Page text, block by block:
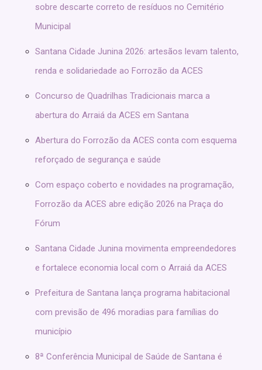
sobre descarte correto de resíduos no Cemitério
Municipal
Santana Cidade Junina 2026: artesãos levam talento,
renda e solidariedade ao Forrozão da ACES
Concurso de Quadrilhas Tradicionais marca a
abertura do Arraiá da ACES em Santana
Abertura do Forrozão da ACES conta com esquema
reforçado de segurança e saúde
Com espaço coberto e novidades na programação,
Forrozão da ACES abre edição 2026 na Praça do
Fórum
Santana Cidade Junina movimenta empreendedores
e fortalece economia local com o Arraiá da ACES
Prefeitura de Santana lança programa habitacional
com previsão de 496 moradias para famílias do
município
8ª Conferência Municipal de Saúde de Santana é